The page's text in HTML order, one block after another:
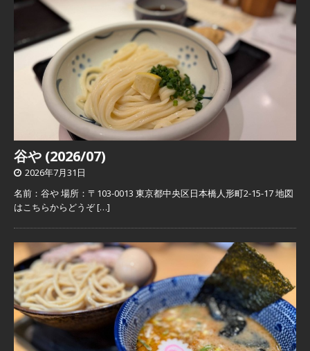
谷や (2026/07)
2026年7月31日
名前：谷や 場所：〒103-0013 東京都中央区日本橋人形町2-15-17 地図
はこちらからどうぞ[…]